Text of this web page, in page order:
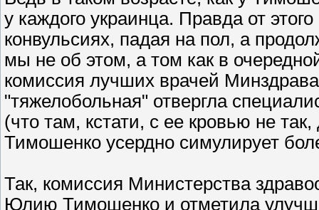
у каждого украинца. Правда от
конвульсиях, падая на пол, а
мы не об этом, а том как в
комиссия лучших врачей
"тяжелобольная" отвергла
(что там, кстати, с ее кровью не
Тимошенко усердно симулирует
Так, комиссия Министерства
Юлию Тимошенко и отметила